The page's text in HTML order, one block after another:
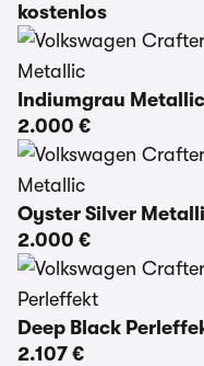
kostenlos
Indiumgrau Metallic
2.000 €
Oyster Silver
2.000 €
Deep Black
2.107 €